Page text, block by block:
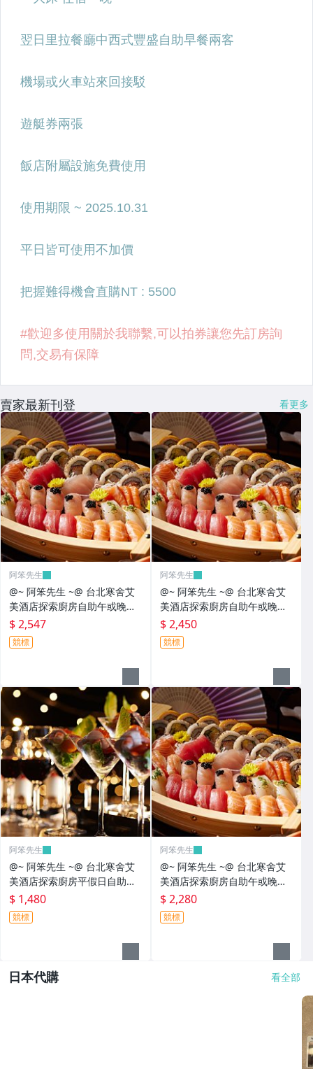
外島飯店
餐券
泡湯券
其餘票券
遊樂園門票
lisa larson陶藝作品
名畫古董藝術品
國際機票~長榮
國際機票~華航
其它
賣家最新刊登 看更多
阿笨先生
@~ 阿笨先生 ~@ 台北寒舍艾
美酒店探索廚房自助午或晚餐
券
$ 2,547
競標
阿笨先生
@~ 阿笨先生 ~@ 台北寒舍艾
美酒店探索廚房自助午或晚餐
券
$ 2,450
競標
阿笨先生
@~ 阿笨先生 ~@ 台北寒舍艾
美酒店探索廚房平假日自助下
午餐券 ~ 平假日可用不加價
$ 1,480
競標
阿笨先生
@~ 阿笨先生 ~@ 台北寒舍艾
美酒店探索廚房自助午或晚餐
券
$ 2,280
競標
日本代購 看全部